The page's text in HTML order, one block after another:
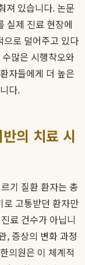
져 있습니다. 논문
실제 진료 현장에
으로 덜어주고 있다
많은 시행착오와
자들에게 더 높은
다.
의 치료 시
기 질환 환자는 총
로 고통받던 환자만
료 건수가 아닙니
, 증상의 변화 과정
의원은 이 체계적